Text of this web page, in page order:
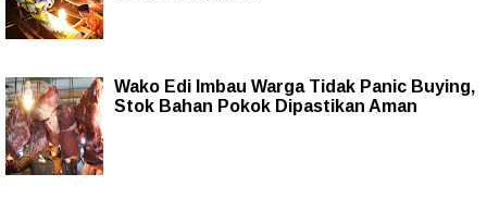
Wako Edi Imbau Warga Tidak Panic Buying,
Stok Bahan Pokok Dipastikan Aman